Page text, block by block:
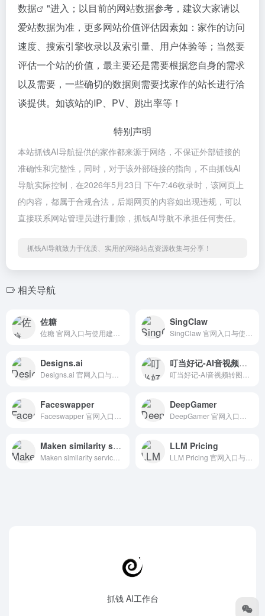
数据
"进入；以目前的网站数据参考，建议大家请以
爱站数据为准，更多网站价值评估因素如：家作的访问
速度、搜索引擎收录以及索引量、用户体验等；当然要
评估一个站的价值，最主要还是需要根据您自身的需求
以及需要，一些确切的数据则需要找家作的站长进行洽
谈提供。如该站的IP、PV、跳出率等！
特别声明
本站抓钱AI导航提供的家作都来源于网络，不保证外部链接的
准确性和完整性，同时，对于该外部链接的指向，不由抓钱AI
导航实际控制，在2026年5月23日 下午7:46收录时，该网页上
的内容，都属于合规合法，后期网页的内容如出现违规，可以
直接联系网站管理员进行删除，抓钱AI导航不承担任何责任。
抓钱AI导航致力于优质、实用的网络站点资源收集与分享！
相关导航
佐糖 SingClaw
Designs.ai 叮当好记-AI音视频转图文
Faceswapper DeepGamer
Maken similarity service LLM Pricing
抓钱 AI工作台